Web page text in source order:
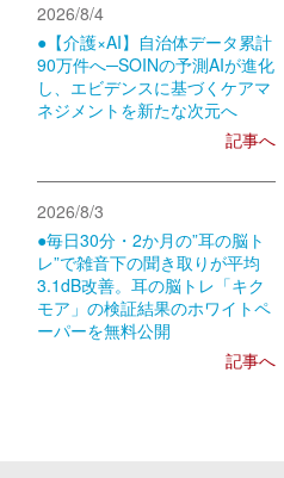
2026/8/4
●【介護×AI】自治体データ累計
90万件へ─SOINの予測AIが進化
し、エビデンスに基づくケアマ
ネジメントを新たな次元へ
記事へ
2026/8/3
●毎日30分・2か月の”耳の脳ト
レ”で雑音下の聞き取りが平均
3.1dB改善。耳の脳トレ「キク
モア」の検証結果のホワイトペ
ーパーを無料公開
記事へ